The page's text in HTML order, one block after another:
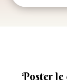
Poster le